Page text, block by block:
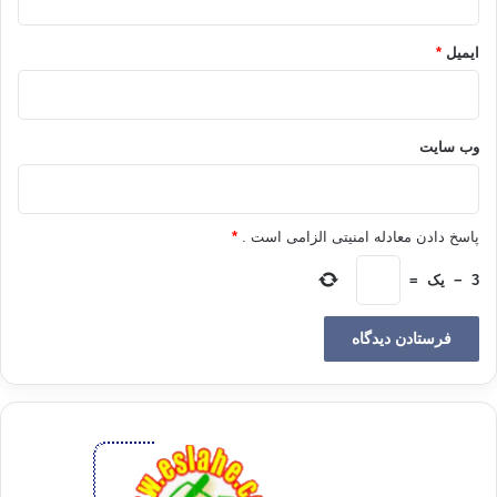
تو قلبم را از عشق لبریز کردی
این است که با تو باشم
You are my one true love
ایمیل *
وب‌ سایت
پاسخ دادن معادله امنیتی الزامی است . *
3
− یک =